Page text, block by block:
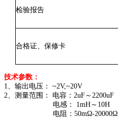
检验报告
合格证、保修卡
技术参数：
1、输出电压： ~2V,~20V
2、测量范围： 电容：2uF～2200uF
电感： 1mH～10H
电阻：50mΩ-20000Ω